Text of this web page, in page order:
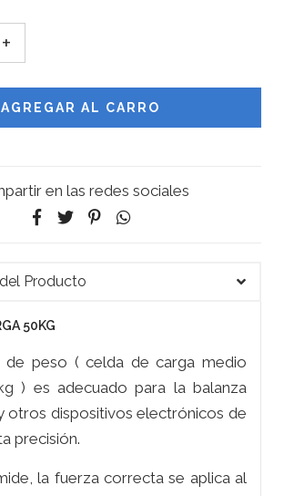
+
en las redes sociales
Producto
50KG
de peso ( celda de carga medio
) es adecuado para la balanza
otros dispositivos electrónicos de
precisión.
la fuerza correcta se aplica al